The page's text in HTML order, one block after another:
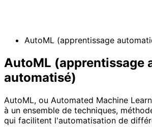
AutoML (apprentissage
AutoML (apprentissage
automatisé)
AutoML, ou Automated Machine
à un ensemble de techniques,
qui facilitent l'automatisation de